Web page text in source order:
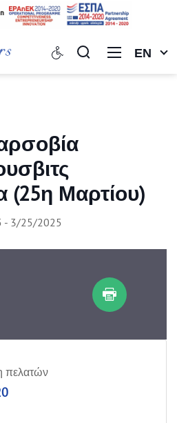
EN
(25η Μαρτίου)
- 3/25/2025
πελατών